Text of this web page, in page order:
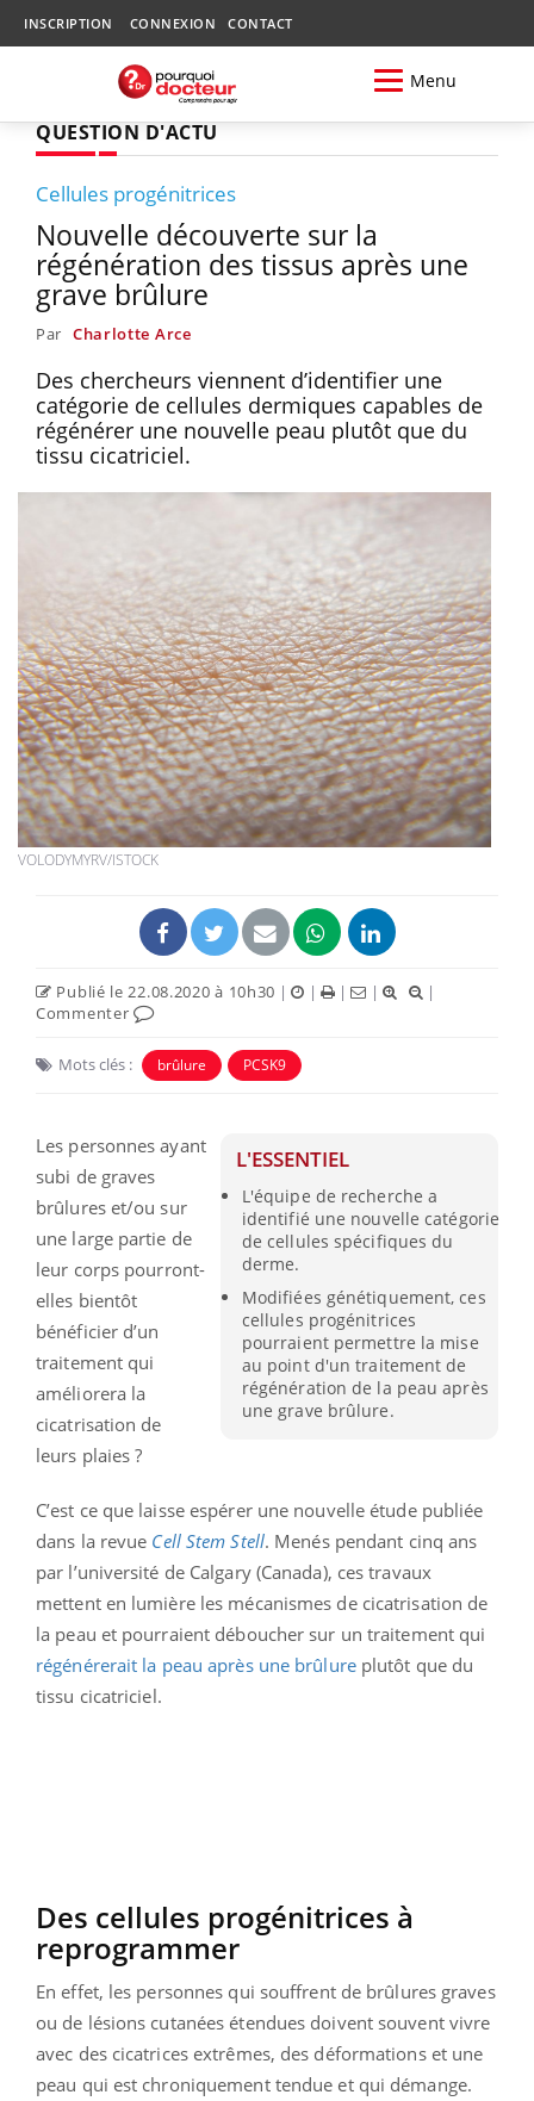
INSCRIPTION CONNEXION CONTACT
Menu
QUESTION D'ACTU
Cellules progénitrices
Nouvelle découverte sur la
régénération des tissus après une
grave brûlure
Par Charlotte Arce
Des chercheurs viennent d’identifier une
catégorie de cellules dermiques capables de
régénérer une nouvelle peau plutôt que du
tissu cicatriciel.
VOLODYMYRV/ISTOCK
Publié le 22.08.2020 à 10h30 | | | |
|
Commenter
Mots clés : brûlure PCSK9
L'ESSENTIEL
L'équipe de recherche a
identifié une nouvelle catégorie
de cellules spécifiques du
derme.
Modifiées génétiquement, ces
cellules progénitrices
pourraient permettre la mise
au point d'un traitement de
régénération de la peau après
une grave brûlure.
Les personnes ayant
subi de graves
brûlures et/ou sur
une large partie de
leur corps pourront-
elles bientôt
bénéficier d’un
traitement qui
améliorera la
cicatrisation de
leurs plaies ?
C’est ce que laisse espérer une nouvelle étude publiée
dans la revue Cell Stem Stell. Menés pendant cinq ans
par l’université de Calgary (Canada), ces travaux
mettent en lumière les mécanismes de cicatrisation de
la peau et pourraient déboucher sur un traitement qui
régénérerait la peau après une brûlureplutôt que du
tissu cicatriciel.
Des cellules progénitrices à
reprogrammer
En effet, les personnes qui souffrent de brûlures graves
ou de lésions cutanées étendues doivent souvent vivre
avec des cicatrices extrêmes, des déformations et une
peau qui est chroniquement tendue et qui démange.